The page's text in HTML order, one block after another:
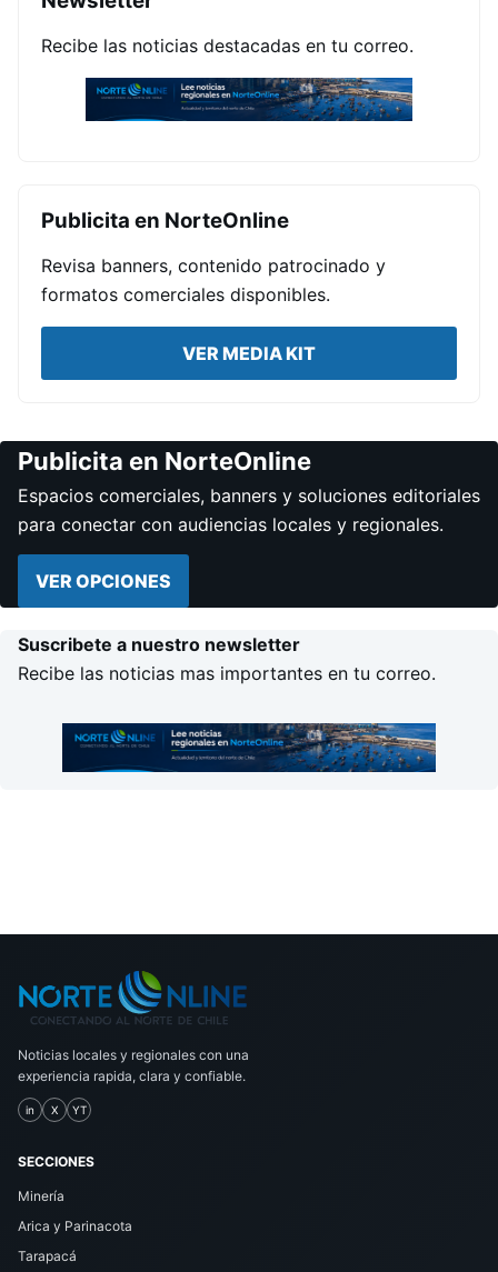
Recibe las noticias destacadas en tu correo.
Publicita en NorteOnline
Revisa banners, contenido patrocinado y
formatos comerciales disponibles.
VER MEDIA KIT
Publicita en NorteOnline
Espacios comerciales, banners y soluciones editoriales
para conectar con audiencias locales y regionales.
VER OPCIONES
Suscribete a nuestro newsletter
Recibe las noticias mas importantes en tu correo.
Noticias locales y regionales con una
experiencia rapida, clara y confiable.
in X YT
SECCIONES
Minería
Arica y Parinacota
Tarapacá